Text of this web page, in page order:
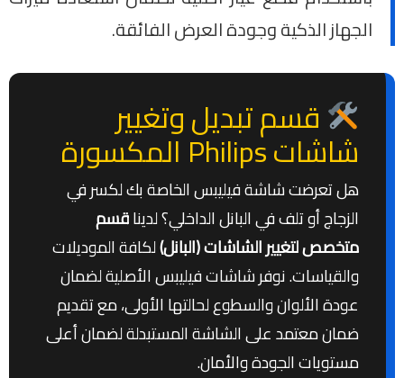
الجهاز الذكية وجودة العرض الفائقة.
قسم تبديل وتغيير
شاشات Philips المكسورة
هل تعرضت شاشة فيليبس الخاصة بك لكسر في
الزجاج أو تلف في البانل الداخلي؟ لديناقسم
متخصص لتغيير الشاشات (البانل)لكافة الموديلات
والقياسات. نوفر شاشات فيليبس الأصلية لضمان
عودة الألوان والسطوع لحالتها الأولى، مع تقديم
ضمان معتمد على الشاشة المستبدلة لضمان أعلى
مستويات الجودة والأمان.